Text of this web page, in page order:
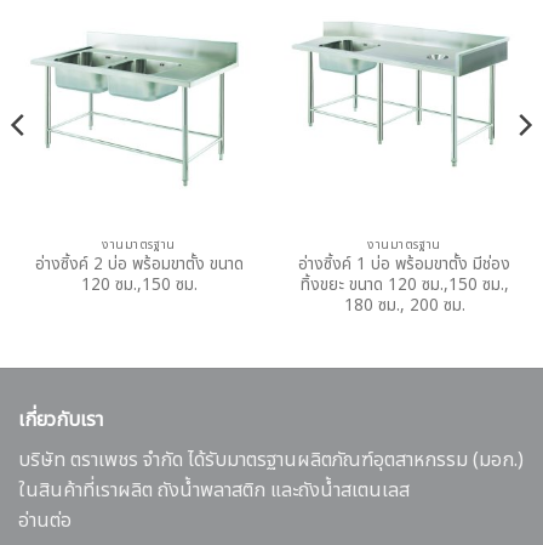
งานมาตรฐาน
อ่างซิ้งค์ 2 บ่อ พร้อมขาตั้ง ขนาด
120 ซม.,150 ซม.
งานมาตรฐาน
อ่างซิ้งค์ 1 บ่อ พร้อมขาตั้ง มีช่อง
ทิ้งขยะ ขนาด 120 ซม.,150 ซม.,
180 ซม., 200 ซม.
เกี่ยวกับเรา
บริษัท ตราเพชร จำกัด ได้รับมาตรฐานผลิตภัณฑ์อุตสาหกรรม (มอก.)
ในสินค้าที่เราผลิต ถังน้ำพลาสติก และถังน้ำสเตนเลส
อ่านต่อ